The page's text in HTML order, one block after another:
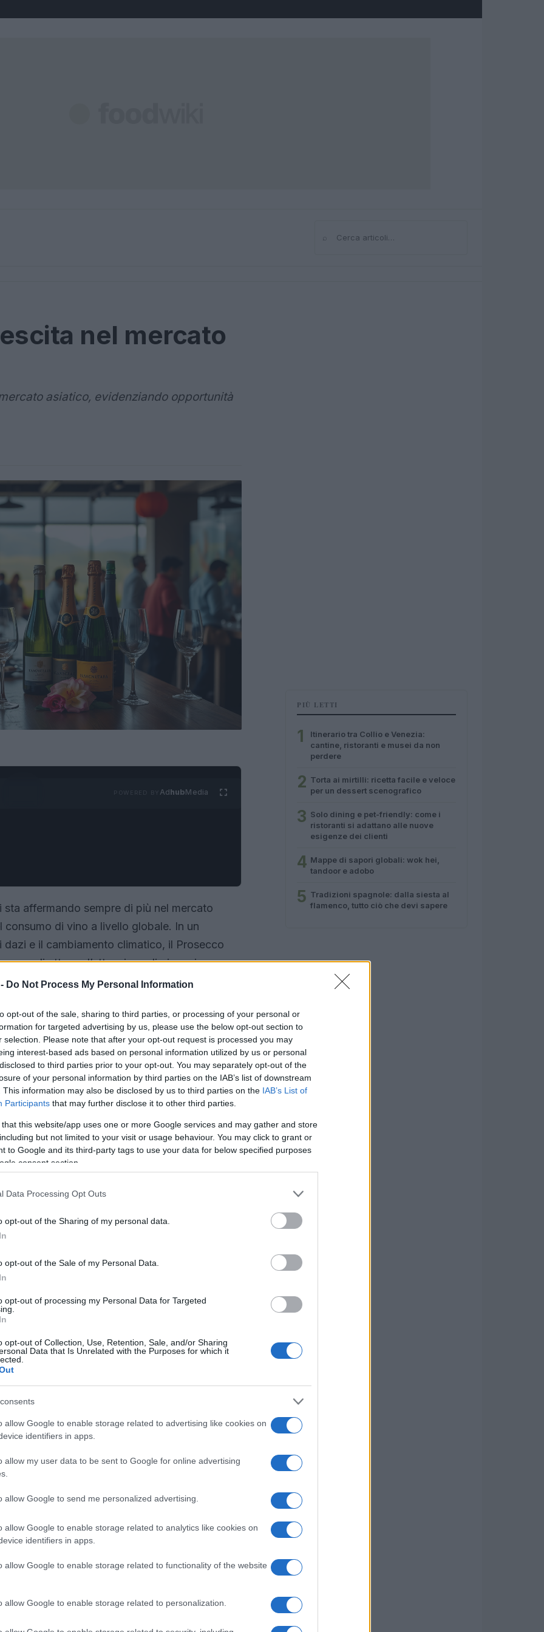
Do Not Process My Personal Information
opt-out of the sale, sharing to third parties, or processing of your personal or
for targeted advertising by us, please use the below opt-out section to
selection. Please note that after your opt-out request is processed you may
interest-based ads based on personal information utilized by us or personal
to third parties prior to your opt-out. You may separately opt-out of the
of your personal information by third parties on the IAB’s list of downstream
This information may also be disclosed by us to third parties on the IAB’s List of
Participants that may further disclose it to other third parties.
that this website/app uses one or more Google services and may gather and store
but not limited to your visit or usage behaviour. You may click to grant or
to Google and its third-party tags to use your data for below specified purposes
consent section.
Data Processing Opt Outs
opt-out of the Sharing of my personal data.
opt-out of the Sale of my Personal Data.
opt-out of processing my Personal Data for Targeted
opt-out of Collection, Use, Retention, Sale, and/or Sharing
Data that Is Unrelated with the Purposes for which it
allow Google to enable storage related to advertising like cookies on
identifiers in apps.
allow my user data to be sent to Google for online advertising
allow Google to send me personalized advertising.
allow Google to enable storage related to analytics like cookies on
identifiers in apps.
allow Google to enable storage related to functionality of the website
allow Google to enable storage related to personalization.
Cerca
nel mercato
asiatico, evidenziando opportunità
AdhubMedia
affermando sempre di più nel mercato
di vino a livello globale. In un
e il cambiamento climatico, il Prosecco
di attrarre l’attenzione di giovani
trend positivo è stato sottolineato da
di Confindustria Veneto Est, durante
ha discusso delle opportunità e delle sfide
un valore di 8,1 miliardi di euro,
434 milioni di euro, e il Giappone, con 184
sebbene non dominanti. Bottega ha messo
alle abitudini alimentari
Questo vino frizzante si sposa
e thailandese, rendendolo un’opzione
awareness
è fondamentale che i produttori italiani
del marchio. Le azioni comuni
con ristoranti locali e campagne di
settore e rappresentanti istituzionali
ci sia un interesse crescente da parte delle
italiani
PIÙ LETTI
1
Itinerario tra Collio e Venezia:
cantine, ristoranti e musei da non
perdere
2 Torta ai mirtilli: ricetta facile e veloce
per un dessert scenografico
3 Solo dining e pet-friendly: come i
ristoranti si adattano alle nuove
esigenze dei clienti
4 Mappe di sapori globali: wok hei,
tandoor e adobo
5 Tradizioni spagnole: dalla siesta al
flamenco, tutto ciò che devi sapere